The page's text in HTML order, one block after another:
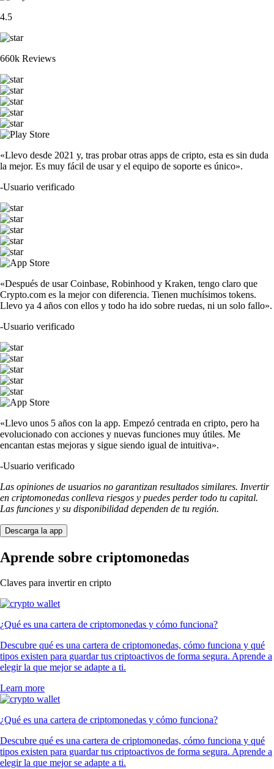
4.5
660k Reviews
«Llevo desde 2021 y, tras probar otras apps de cripto, esta es sin duda
la mejor. Es muy fácil de usar y el equipo de soporte es único».
-Usuario verificado
«Después de usar Coinbase, Robinhood y Kraken, tengo claro que
Crypto.com es la mejor con diferencia. Tienen muchísimos tokens.
Llevo ya 4 años con ellos y todo ha ido sobre ruedas, ni un solo fallo».
-Usuario verificado
«Llevo unos 5 años con la app. Empezó centrada en cripto, pero ha
evolucionado con acciones y nuevas funciones muy útiles. Me
encantan estas mejoras y sigue siendo igual de intuitiva».
-Usuario verificado
Las opiniones de usuarios no garantizan resultados similares. Invertir
en criptomonedas conlleva riesgos y puedes perder todo tu capital.
Las funciones y su disponibilidad dependen de tu región.
Descarga la app
Aprende sobre criptomonedas
Claves para invertir en cripto
¿Qué es una cartera de criptomonedas y cómo funciona?
Descubre qué es una cartera de criptomonedas, cómo funciona y qué
tipos existen para guardar tus criptoactivos de forma segura. Aprende a
elegir la que mejor se adapte a ti.
Learn more
¿Qué es una cartera de criptomonedas y cómo funciona?
Descubre qué es una cartera de criptomonedas, cómo funciona y qué
tipos existen para guardar tus criptoactivos de forma segura. Aprende a
elegir la que mejor se adapte a ti.